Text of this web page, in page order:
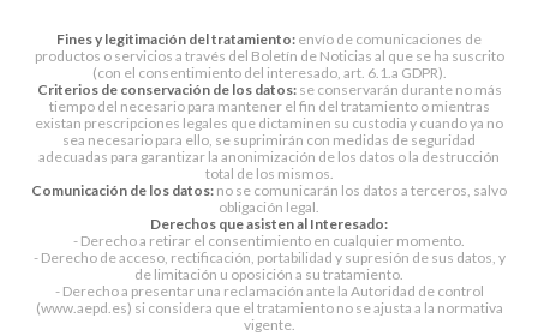
Fines y legitimación del tratamiento: envío de comunicaciones de
productos o servicios a través del Boletín de Noticias al que se ha suscrito
(con el consentimiento del interesado, art. 6.1.a GDPR).
Criterios de conservación de los datos:se conservarán durante no más
tiempo del necesario para mantener el fin del tratamiento o mientras
existan prescripciones legales que dictaminen su custodia y cuando ya no
sea necesario para ello, se suprimirán con medidas de seguridad
adecuadas para garantizar la anonimización de los datos o la destrucción
total de los mismos.
Comunicación de los datos: no se comunicarán los datos a terceros, salvo
obligación legal.
Derechos que asisten al Interesado:
- Derecho a retirar el consentimiento en cualquier momento.
- Derecho de acceso, rectificación, portabilidad y supresión de sus datos, y
de limitación u oposición a su tratamiento.
- Derecho a presentar una reclamación ante la Autoridad de control
(www.aepd.es) si considera que el tratamiento no se ajusta a la normativa
vigente.